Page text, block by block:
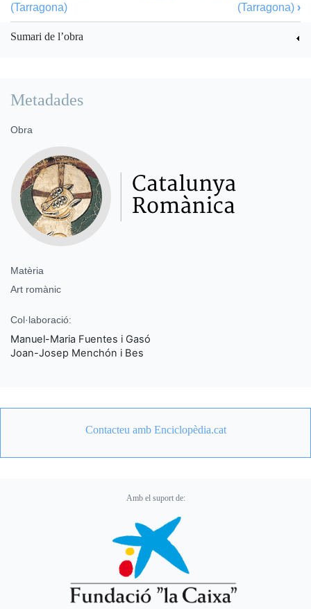
(Tarragona)
(Tarragona) ›
Sumari de l’obra
Metadades
Obra
Matèria
Art romànic
Col·laboració:
Manuel-Maria Fuentes i Gasó
Joan-Josep Menchón i Bes
Contacteu amb Enciclopèdia.cat
Amb el suport de: